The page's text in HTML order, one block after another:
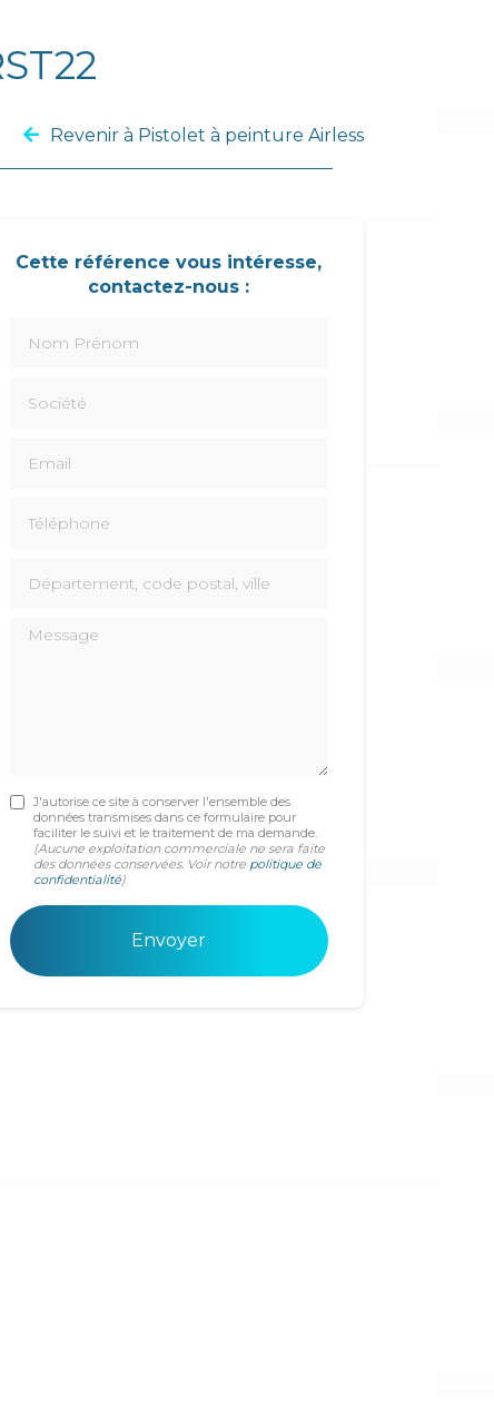
Revenir à Pistolet à peinture Airless
Cette référence vous intéresse,
contactez-nous :
Message
J'autorise ce site à conserver l'ensemble des
données transmises dans ce formulaire pour
faciliter le suivi et le traitement de ma demande.
(Aucune exploitation commerciale ne sera faite
des données conservées. Voir notre politique de
confidentialité)